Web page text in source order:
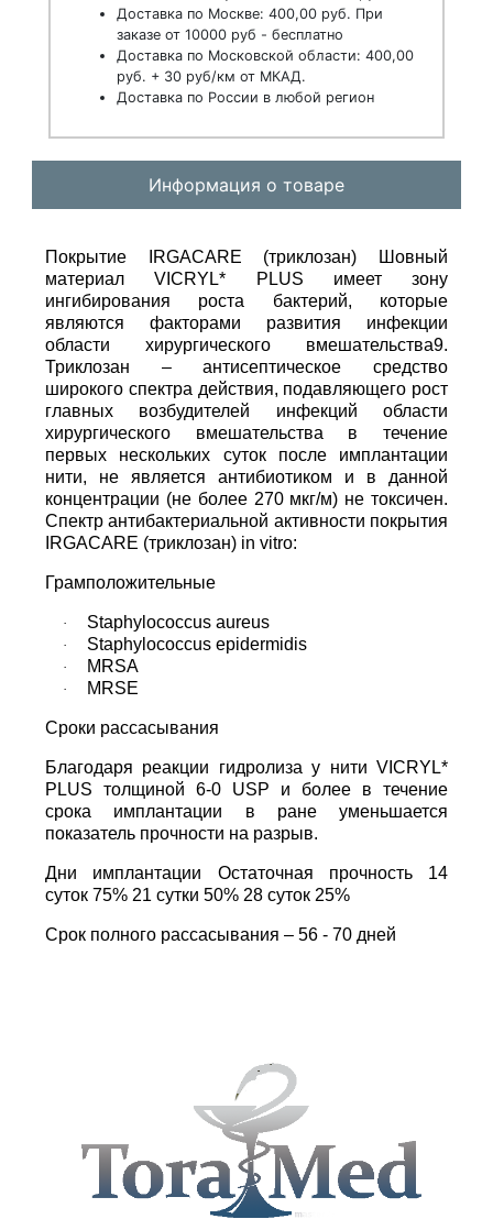
Доставка по Москве: 400,00 руб. При
заказе от 10000 руб - бесплатно
Доставка по Московской области: 400,00
руб. + 30 руб/км от МКАД.
Доставка по России в любой регион
Информация о товаре
Покрытие IRGACARE (триклозан) Шовный
материал VICRYL* PLUS имеет зону
ингибирования роста бактерий, которые
являются факторами развития инфекции
области хирургического вмешательства9.
Триклозан – антисептическое средство
широкого спектра действия, подавляющего рост
главных возбудителей инфекций области
хирургического вмешательства в течение
первых нескольких суток после имплантации
нити, не является антибиотиком и в данной
концентрации (не более 270 мкг/м) не токсичен.
Спектр антибактериальной активности покрытия
IRGACARE (триклозан) in vitro:
Грамположительные
· Staphylococcus aureus
· Staphylococcus epidermidis
· MRSA
· MRSE
Сроки рассасывания
Благодаря реакции гидролиза у нити VICRYL*
PLUS толщиной 6-0 USP и более в течение
срока имплантации в ране уменьшается
показатель прочности на разрыв.
Дни имплантации Остаточная прочность 14
суток 75% 21 сутки 50% 28 суток 25%
Срок полного рассасывания – 56 - 70 дней